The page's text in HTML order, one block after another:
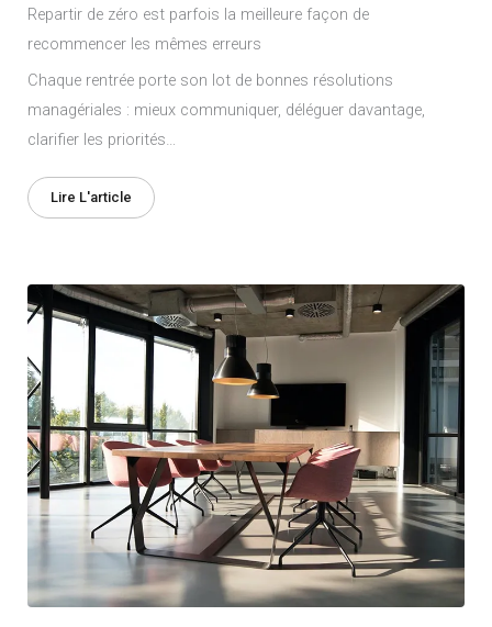
Repartir de zéro est parfois la meilleure façon de
recommencer les mêmes erreurs
Chaque rentrée porte son lot de bonnes résolutions
managériales : mieux communiquer, déléguer davantage,
clarifier les priorités…
Lire L'article